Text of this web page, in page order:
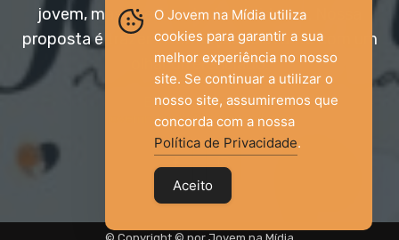
jovem, mas aberto a todas as idades. Nossa
proposta é trazer informação relevante com um
olhar diferenciado.
Entre em contato:
jovemnamidia2017@gmail.com
O Jovem na Mídia utiliza
cookies para garantir a sua
melhor experiência no nosso
site. Se continuar a utilizar o
nosso site, assumiremos que
concorda com a nossa
Política de Privacidade.
Aceito